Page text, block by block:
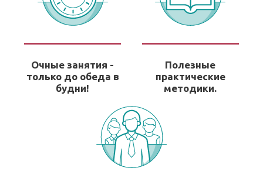
Очные занятия -
только до обеда в
будни!
Полезные
практические
методики.